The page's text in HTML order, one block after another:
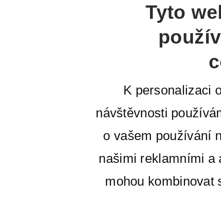
Tyto
K personalizaci
návštěvnosti
o vašem používání
našimi reklamními a
mohou kombinovat